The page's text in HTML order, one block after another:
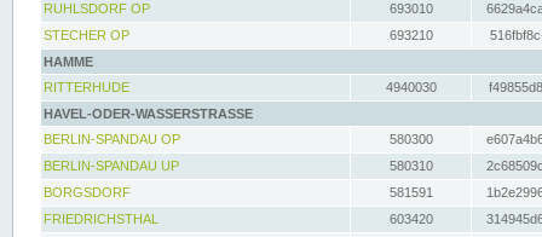
RUHLSDORF OP
693010
STECHER OP
693210
HAMME
RITTERHUDE
4940030
HAVEL-ODER-WASSERSTRASSE
BERLIN-SPANDAU OP
580300
BERLIN-SPANDAU UP
580310
BORGSDORF
581591
FRIEDRICHSTHAL
603420